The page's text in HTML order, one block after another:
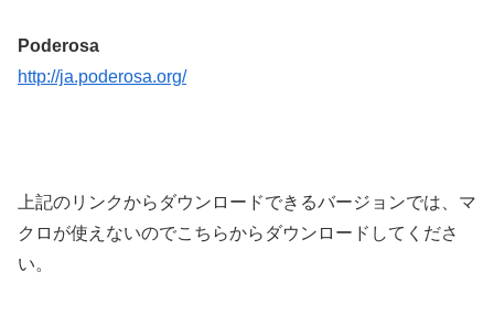
Poderosa
http://ja.poderosa.org/
上記のリンクからダウンロードできるバージョンでは、マ
クロが使えないのでこちらからダウンロードしてくださ
い。